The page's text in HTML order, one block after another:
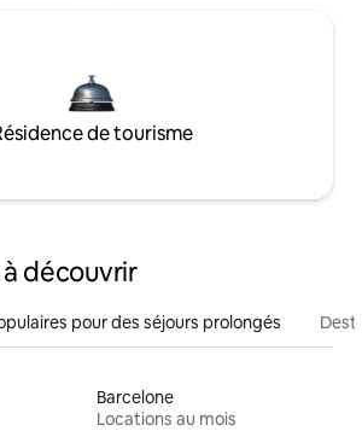
de tourisme
découvrir
pour des séjours prolongés
Barcelone
Locations au mois